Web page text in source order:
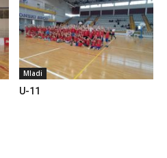
Mladi
U-11